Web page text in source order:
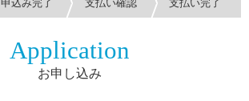
申込み完了 支払い確認 支払い完了
Application
お申し込み